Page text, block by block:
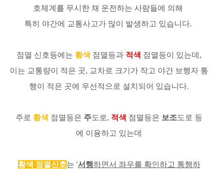
호체계를 무시한 채 운전하는 사람들에 의해
특히 야간에 교통사고가 많이 발생하고 있습니다.
점멸 신호등에는 황색 점멸등과 적색 점멸등이 있는데,
이는 교통량이 적은 곳, 교차로 크기가 작고 야간 보행자 통
행이 적은 곳에 우선적으로 설치되어 있습니다.
주로 황색 점멸등은 주도로, 적색 점멸등은 보조 도로 등
에 이용하고 있는데
황색 점멸신호는 '서행하면서 좌우를 확인하고 통행하